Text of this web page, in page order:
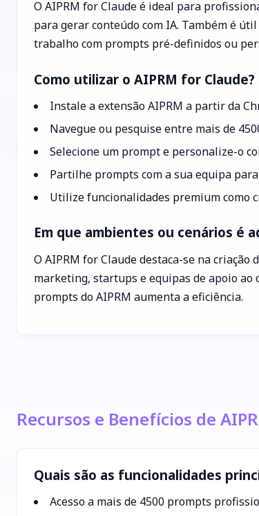
O AIPRM for Claude é ideal para
para gerar conteúdo com IA. Também é
trabalho com prompts pré-definidos ou
Como utilizar o AIPRM for Claude?
Instale a extensão AIPRM a partir da
Navegue ou pesquise entre mais de
Selecione um prompt e personalize-o
Partilhe prompts com a sua equipa
Utilize funcionalidades premium como
Em que ambientes ou cenários é
O AIPRM for Claude destaca-se na
marketing, startups e equipas de apoio ao
prompts do AIPRM aumenta a eficiência.
Recursos e Benefícios de
Quais são as funcionalidades
Acesso a mais de 4500 prompts